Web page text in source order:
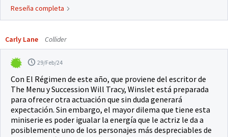
Reseña completa
Carly Lane Collider
29/Feb/24
Con El Régimen de este año, que proviene del escritor de
The Menu y Succession Will Tracy, Winslet está preparada
para ofrecer otra actuación que sin duda generará
expectación. Sin embargo, el mayor dilema que tiene esta
miniserie es poder igualar la energía que le actriz le da a
posiblemente uno de los personajes más despreciables de